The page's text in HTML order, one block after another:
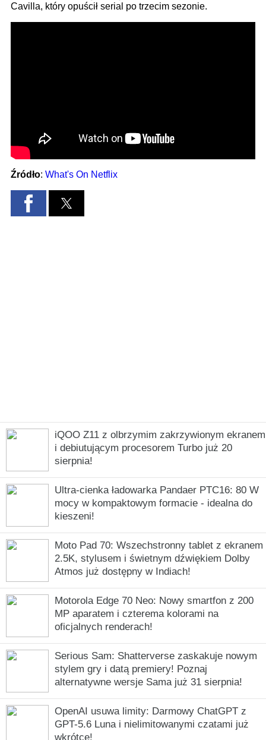
iQOO Z11 z olbrzymim zakrzywionym ekranem
i debiutującym procesorem Turbo już 20
sierpnia!
Ultra-cienka ładowarka Pandaer PTC16: 80 W
mocy w kompaktowym formacie - idealna do
kieszeni!
Moto Pad 70: Wszechstronny tablet z ekranem
2.5K, stylusem i świetnym dźwiękiem Dolby
Atmos już dostępny w Indiach!
Motorola Edge 70 Neo: Nowy smartfon z 200
MP aparatem i czterema kolorami na
oficjalnych renderach!
Serious Sam: Shatterverse zaskakuje nowym
stylem gry i datą premiery! Poznaj
alternatywne wersje Sama już 31 sierpnia!
OpenAI usuwa limity: Darmowy ChatGPT z
GPT-5.6 Luna i nielimitowanymi czatami już
wkrótce!